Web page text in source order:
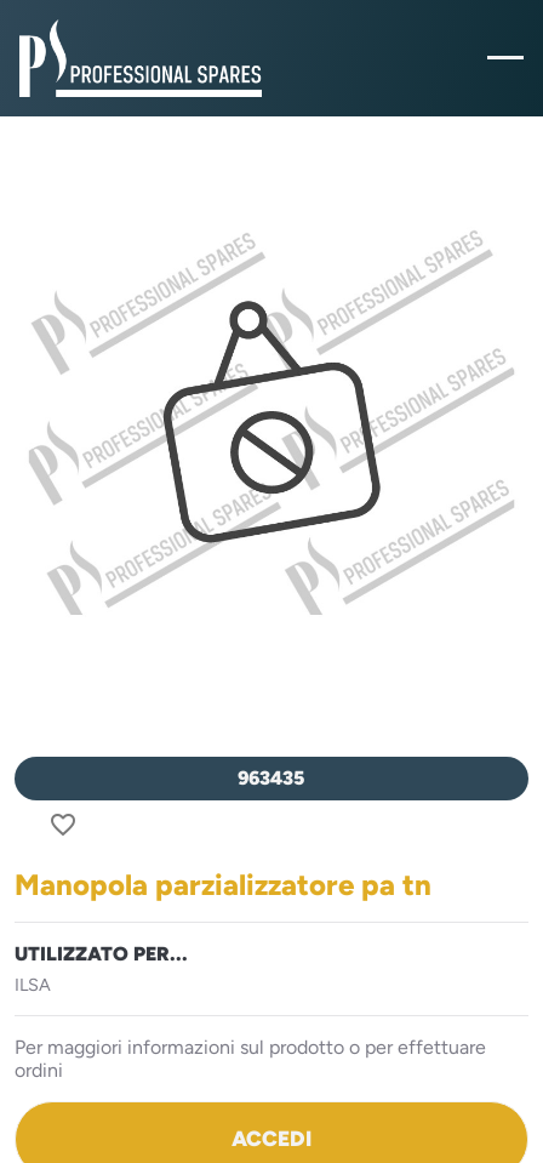
963435
favorite_border
Manopola parzializzatore pa tn
UTILIZZATO PER...
ILSA
Per maggiori informazioni sul prodotto o per effettuare
ordini
ACCEDI